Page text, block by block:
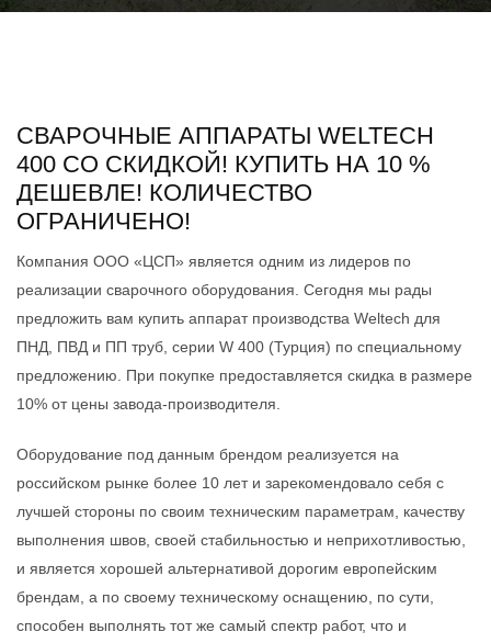
СВАРОЧНЫЕ АППАРАТЫ WELTECH
400 СО СКИДКОЙ! КУПИТЬ НА 10 %
ДЕШЕВЛЕ! КОЛИЧЕСТВО
ОГРАНИЧЕНО!
Компания ООО «ЦСП» является одним из лидеров по
реализации сварочного оборудования. Сегодня мы рады
предложить вам купить аппарат производства Weltech для
ПНД, ПВД и ПП труб, серии W 400 (Турция) по специальному
предложению. При покупке предоставляется скидка в размере
10% от цены завода-производителя.
Оборудование под данным брендом реализуется на
российском рынке более 10 лет и зарекомендовало себя с
лучшей стороны по своим техническим параметрам, качеству
выполнения швов, своей стабильностью и неприхотливостью,
и является хорошей альтернативой дорогим европейским
брендам, а по своему техническому оснащению, по сути,
способен выполнять тот же самый спектр работ, что и